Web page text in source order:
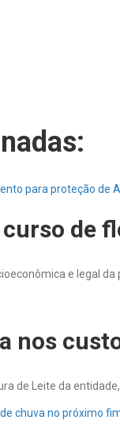
curso de
e legal
nos
de Leite da